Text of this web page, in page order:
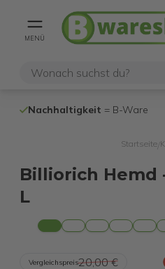
MENÜ
Nachhaltigkeit = B-Ware
Startseite/
Billiorich Hemd
L
Vergleichspreis20,00 €